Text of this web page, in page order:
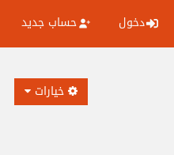
دخول حساب جديد
خيارات